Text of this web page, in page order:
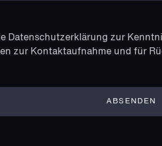
Datenschutzerklärung zur
zur Kontaktaufnahme und für